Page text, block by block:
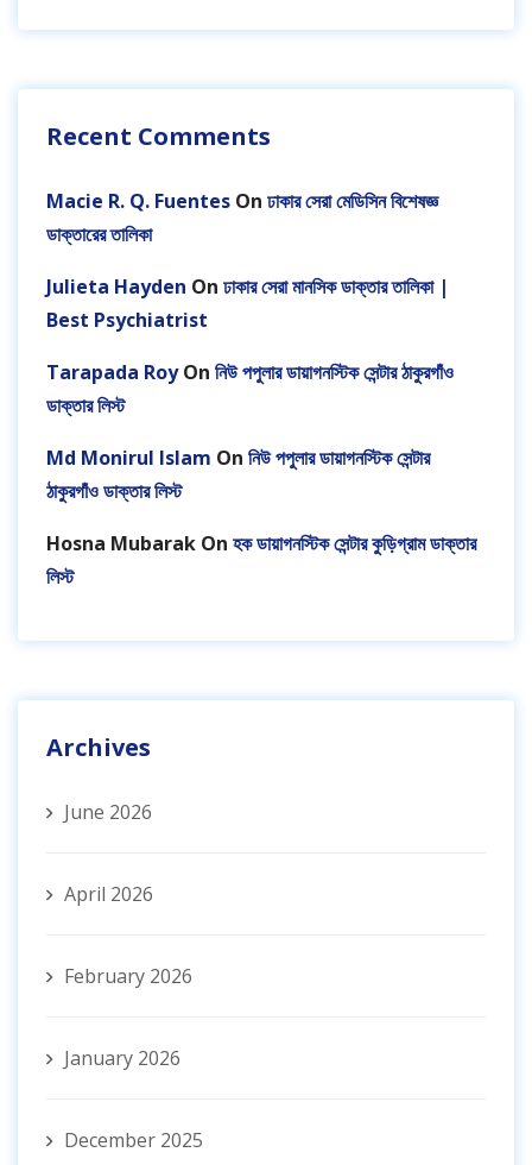
Recent Comments
Macie R. Q. Fuentes On ঢাকার সেরা মেডিসিন বিশেষজ্ঞ
ডাক্তারের তালিকা
Julieta Hayden On ঢাকার সেরা মানসিক ডাক্তার তালিকা |
Best Psychiatrist
Tarapada RoyOn নিউ পপুলার ডায়াগনস্টিক সেন্টার ঠাকুরগাঁও
ডাক্তার লিস্ট
Md Monirul Islam On নিউ পপুলার ডায়াগনস্টিক সেন্টার
ঠাকুরগাঁও ডাক্তার লিস্ট
Hosna Mubarak On হক ডায়াগনস্টিক সেন্টার কুড়িগ্রাম ডাক্তার
লিস্ট
Archives
June 2026
April 2026
February 2026
January 2026
December 2025